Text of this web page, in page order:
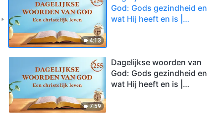
4:13
God: Gods gezindheid en
wat Hij heeft en is |
7:59
Dagelijkse woorden van
God: Gods gezindheid en
wat Hij heeft en is |